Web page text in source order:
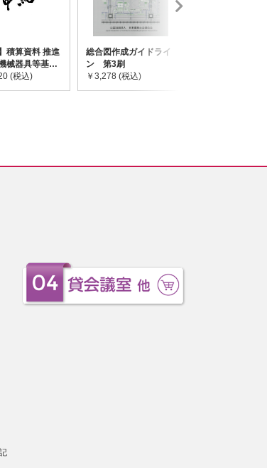
積算資料 推進
械器具等基礎
2026年度版
31発売予定
(税込)
総合図作成ガイドライ
ン 第3刷
￥3,278 (税込)